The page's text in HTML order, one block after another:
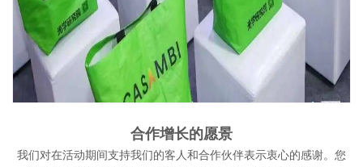
合作增长的愿景
我们对在活动期间支持我们的客人和合作伙伴表示衷心的感谢。您